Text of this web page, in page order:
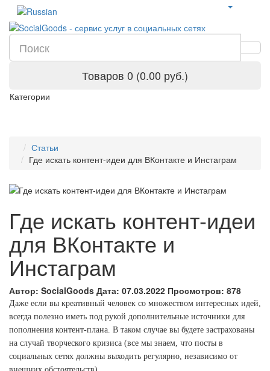
Товаров 0 (0.00 руб.)
Категории
Статьи
Где искать контент-идеи для ВКонтакте и Инстаграм
Где искать контент-идеи
для ВКонтакте и
Инстаграм
Автор: SocialGoods Дата: 07.03.2022 Просмотров: 878
Даже если вы креативный человек со множеством интересных идей,
всегда полезно иметь под рукой дополнительные источники для
пополнения контент-плана. В таком случае вы будете застрахованы
на случай творческого кризиса (все мы знаем, что посты в
социальных сетях должны выходить регулярно, независимо от